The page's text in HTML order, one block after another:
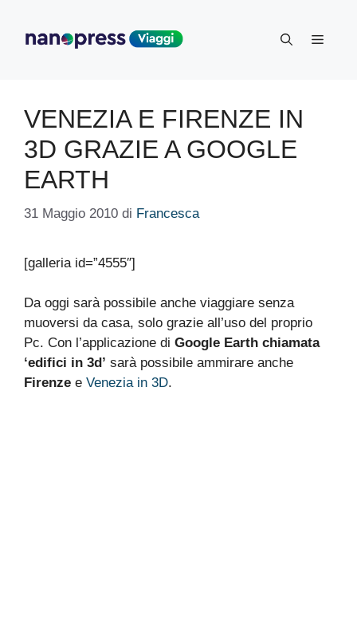
contenuto
Menu
VENEZIA E FIRENZE IN
3D GRAZIE A GOOGLE
EARTH
31 Maggio 2010 di Francesca
[galleria id=”4555″]
Da oggi sarà possibile anche viaggiare senza
muoversi da casa, solo grazie all’uso del proprio
Pc. Con l’applicazione di Google Earth chiamata
‘edifici in 3d’ sarà possibile ammirare anche
Firenze e Venezia in 3D.